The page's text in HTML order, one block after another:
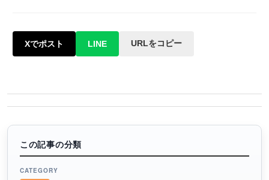
Xでポスト LINE URLをコピー
この記事の分類
CATEGORY